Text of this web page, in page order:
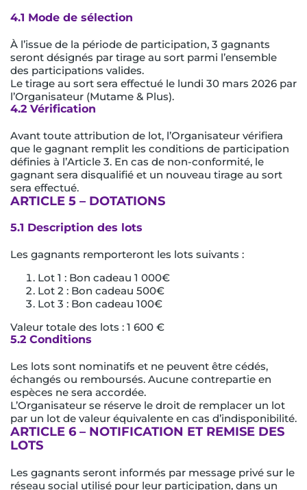
4.1 Mode de sélection
À l’issue de la période de participation, 3 gagnants
seront désignés par tirage au sort parmi l’ensemble
des participations valides.
Le tirage au sort sera effectué le lundi 30 mars 2026 par
l’Organisateur (Mutame & Plus).
4.2 Vérification
Avant toute attribution de lot, l’Organisateur vérifiera
que le gagnant remplit les conditions de participation
définies à l’Article 3. En cas de non-conformité, le
gagnant sera disqualifié et un nouveau tirage au sort
sera effectué.
ARTICLE 5 – DOTATIONS
5.1 Description des lots
Les gagnants remporteront les lots suivants :
Lot 1 : Bon cadeau 1 000€
Lot 2 : Bon cadeau 500€
Lot 3 : Bon cadeau 100€
Valeur totale des lots : 1 600 €
5.2 Conditions
Les lots sont nominatifs et ne peuvent être cédés,
échangés ou remboursés. Aucune contrepartie en
espèces ne sera accordée.
L’Organisateur se réserve le droit de remplacer un lot
par un lot de valeur équivalente en cas d’indisponibilité.
ARTICLE 6 – NOTIFICATION ET REMISE DES
LOTS
Les gagnants seront informés par message privé sur le
réseau social utilisé pour leur participation, dans un